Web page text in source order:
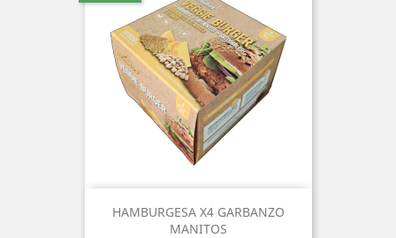
HAMBURGESA X4 GARBANZO
MANITOS